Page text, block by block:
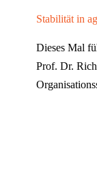
Stabilität in
Dieses Mal
Prof. Dr.